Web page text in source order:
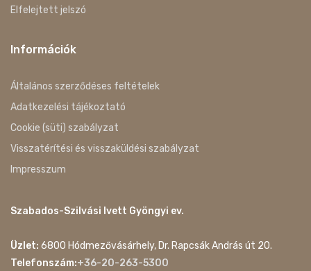
Elfelejtett jelszó
Információk
Általános szerződéses feltételek
Adatkezelési tájékoztató
Cookie (süti) szabályzat
Visszatérítési és visszaküldési szabályzat
Impresszum
Szabados-Szilvási Ivett Gyöngyi ev.
Üzlet: 6800 Hódmezővásárhely, Dr. Rapcsák András út 20.
Telefonszám:+36-20-263-5300